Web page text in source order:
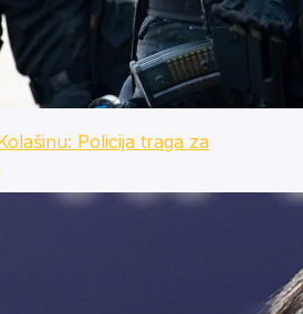
Policija traga za